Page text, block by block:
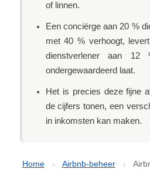
of linnen.
Een conciërge aan 20 %
met 40 % verhoogt,
dienstverlener aan
ondergewaardeerd laat.
Het is precies deze fijne
de cijfers tonen, een
in inkomsten kan maken.
Home › Airbnb-beheer ›